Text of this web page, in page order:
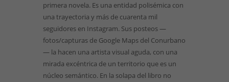
primera novela. Es una entidad polisémica con
una trayectoria y más de cuarenta mil
seguidores en Instagram. Sus posteos —
fotos/capturas de Google Maps del Conurbano
— la hacen una artista visual aguda, con una
mirada excéntrica de un territorio que es un
núcleo semántico. En la solapa del libro no